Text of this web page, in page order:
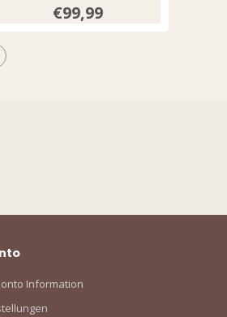
€99,99
Information